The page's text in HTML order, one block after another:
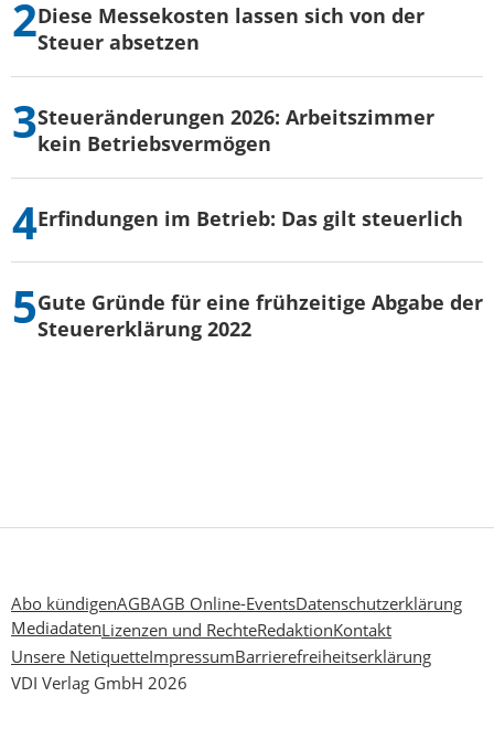
Diese Messekosten lassen sich von der
Steuer absetzen
Steueränderungen 2026: Arbeitszimmer
kein Betriebsvermögen
Erfindungen im Betrieb: Das gilt steuerlich
Gute Gründe für eine frühzeitige Abgabe der
Steuererklärung 2022
Abo kündigenAGBAGB Online-EventsDatenschutzerklärung
MediadatenLizenzen und RechteRedaktionKontakt
Unsere NetiquetteImpressumBarrierefreiheitserklärung
VDI Verlag GmbH 2026